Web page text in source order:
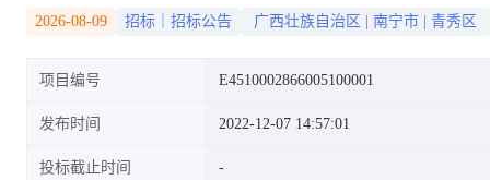
告
2026-08-09 招标｜招标公告 广西壮族自治区 南宁市 青秀区
项目编号 E4510002866005100001
发布时间 2022-12-07 14:57:01
投标截止时间